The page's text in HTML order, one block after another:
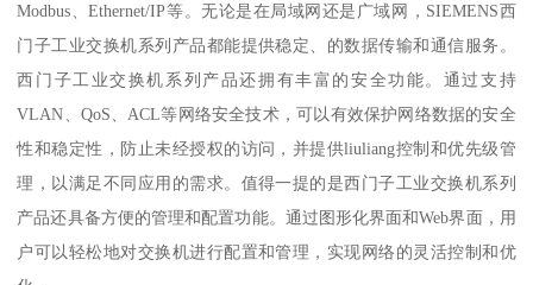
Modbus、Ethernet/IP等。无论是在局域网还是广域网，SIEMENS西
门子工业交换机系列产品都能提供稳定、的数据传输和通信服务。
西门子工业交换机系列产品还拥有丰富的安全功能。通过支持
VLAN、QoS、ACL等网络安全技术，可以有效保护网络数据的安全
性和稳定性，防止未经授权的访问，并提供liuliang控制和优先级管
理，以满足不同应用的需求。值得一提的是西门子工业交换机系列
产品还具备方便的管理和配置功能。通过图形化界面和Web界面，用
户可以轻松地对交换机进行配置和管理，实现网络的灵活控制和优